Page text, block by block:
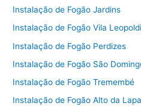
Instalação de Fogão Jardins
Instalação de Fogão Vila
Instalação de Fogão Perdizes
Instalação de Fogão São
Instalação de Fogão Tremembé
Instalação de Fogão Alto da Lapa